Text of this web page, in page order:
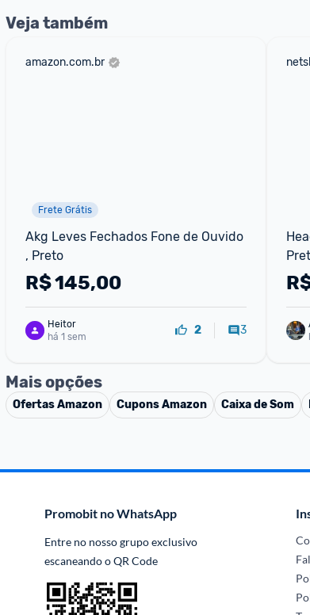
Veja também
amazon.com.br
Frete Grátis
Akg Leves Fechados Fone de Ouvido
, Preto
R$145,00
Heitor
há 1 sem
2 3
Mais opções
OfertasAmazon CuponsAmazon Caixa de Som
Promobit no WhatsApp
Entre no nosso grupo exclusivo
escaneando o QR Code